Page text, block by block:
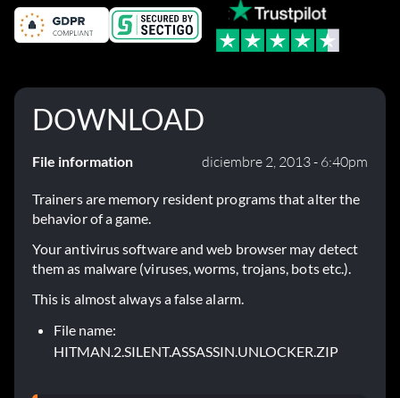
DOWNLOAD
File information diciembre 2, 2013 - 6:40pm
Trainers are memory resident programs that alter the
behavior of a game.
Your antivirus software and web browser may detect
them as malware (viruses, worms, trojans, bots etc.).
This is almost always a false alarm.
File name:
HITMAN.2.SILENT.ASSASSIN.UNLOCKER.ZIP